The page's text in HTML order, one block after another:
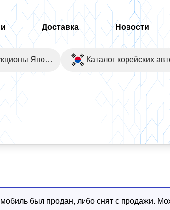
Доставка Новости
Автоаукционы Японии
2WD
был продан, либо снят с продажи.